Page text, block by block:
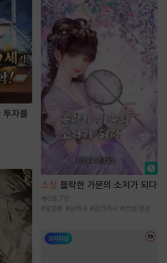
투자를
소설 몰락한 가문의 소저가 되다
58.7만
#동양풍 #능력녀 #걸크러시 #전생/환생